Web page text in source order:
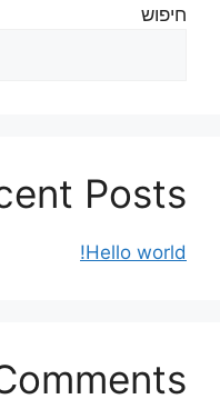
חיפוש
Posts
Hello world!